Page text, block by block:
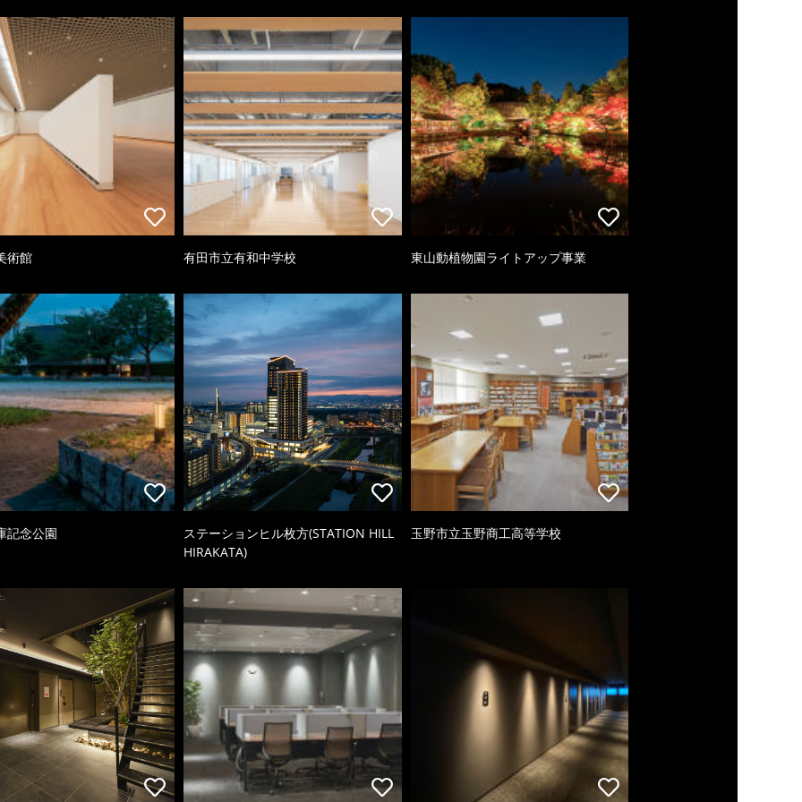
術館 有田市立有和中学校 東山動植物園ライトアップ事業
記念公園
ステーションヒル枚方(STATION HILL
HIRAKATA)
玉野市立玉野商工高等学校